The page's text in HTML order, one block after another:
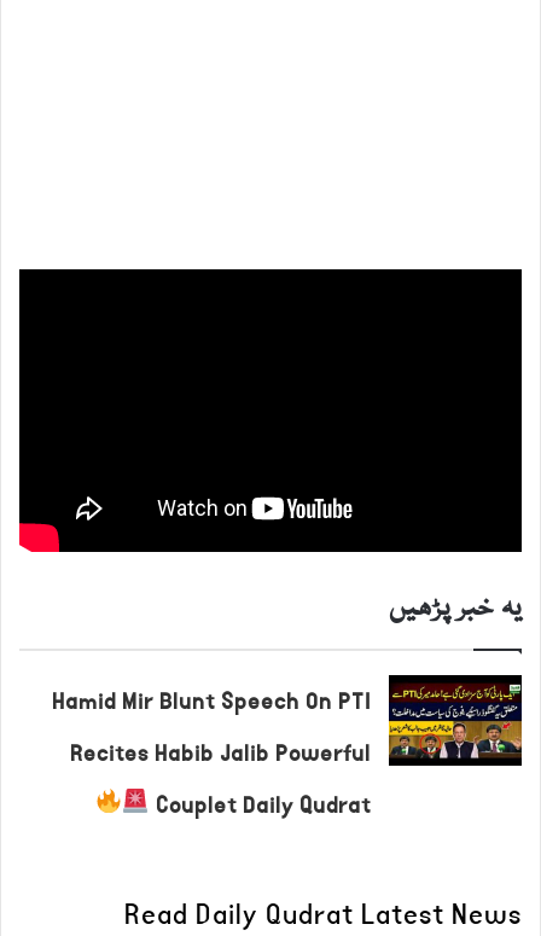
یہ خبر پڑھیں
Hamid Mir Blunt Speech On PTI
Recites Habib Jalib Powerful
Couplet Daily Qudrat
Read Daily Qudrat Latest News